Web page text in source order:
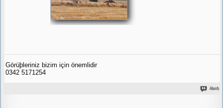
Görüþleriniz bizim için önemlidir
0342 5171254
Alıntı